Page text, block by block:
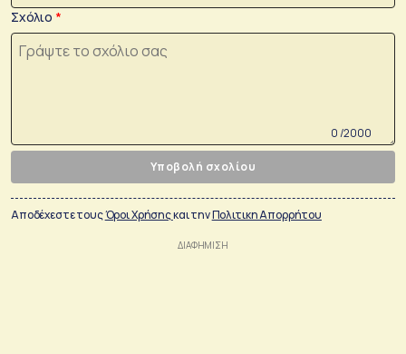
Σχόλιο
0 /2000
Υποβολή σχολίου
Αποδέχεστε τουςΌροι Χρήσηςκαι τηνΠολιτικη Απορρήτου